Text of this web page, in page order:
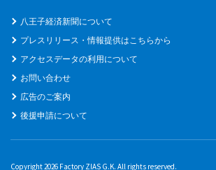
八王子経済新聞について
プレスリリース・情報提供はこちらから
アクセスデータの利用について
お問い合わせ
広告のご案内
後援申請について
Copyright 2026 Factory ZIAS G.K. All rights reserved.